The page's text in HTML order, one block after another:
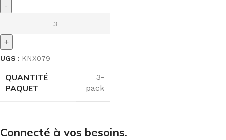
-
+
UGS : KNX079
QUANTITÉ
PAQUET
3-
pack
Connecté à vos besoins.